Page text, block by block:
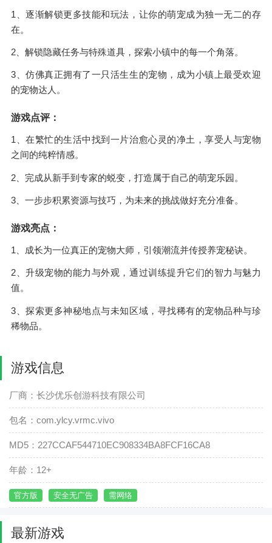
1、逐渐解锁更多技能和玩法，让你的萌宠成为独一无二的存
在。
2、解锁隐藏任务与特殊道具，探索小镇中的每一个角落。
3、仿佛真正拥有了一只活生生的宠物，成为小镇上最受欢迎
的宠物达人。
游戏点评：
1、在繁忙的生活中找到一片治愈心灵的净土，享受人与宠物
之间的纯粹情感。
2、完成从新手到专家的蜕变，打造属于自己的萌宠乐园。
3、一步步积累资源与技巧，为未来的挑战做好充分准备。
游戏亮点：
1、成长为一位真正的宠物大师，引领潮流并传授养宠秘诀。
2、升级宠物的能力与外观，通过训练提升它们的智力与魅力
值。
3、探索更多神秘地点与未知区域，寻找稀有的宠物品种与珍
稀物品。
游戏信息
厂商：长沙优乐创游科技有限公司
包名：com.ylcy.vrmc.vivo
MD5：227CCAF544710EC908334BA8FCF16CA8
年龄：12+
官方版 安全无广告 需网络
最新游戏